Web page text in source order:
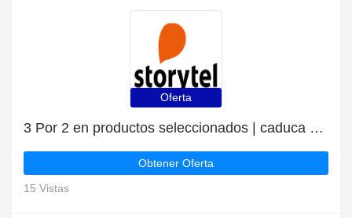
Oferta
3 Por 2 en productos seleccionados | caduca pronto
Obtener Oferta
15 Vistas